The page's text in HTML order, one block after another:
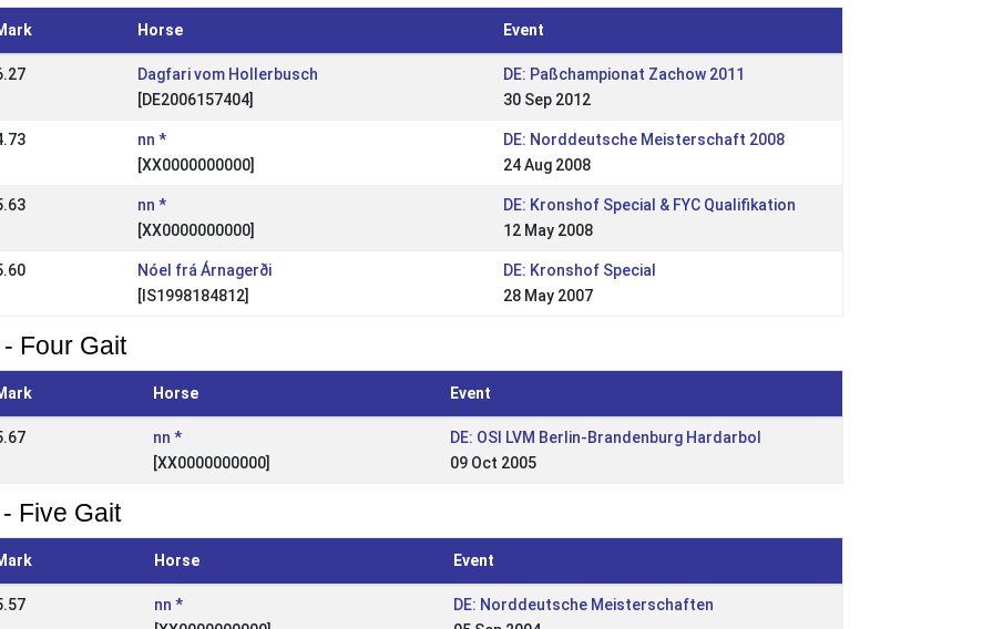
Horse Event
Dagfari vom Hollerbusch
[DE2006157404]
DE: Paßchampionat Zachow 2011
30 Sep 2012
nn *
[XX0000000000]
DE: Norddeutsche Meisterschaft 2008
24 Aug 2008
nn *
[XX0000000000]
DE: Kronshof Special & FYC Qualifikation
12 May 2008
Nóel frá Árnagerði
[IS1998184812]
DE: Kronshof Special
28 May 2007
Four Gait
Horse Event
nn *
[XX0000000000]
DE: OSI LVM Berlin-Brandenburg Hardarbol
09 Oct 2005
Five Gait
Horse Event
nn *
DE: Norddeutsche Meisterschaften